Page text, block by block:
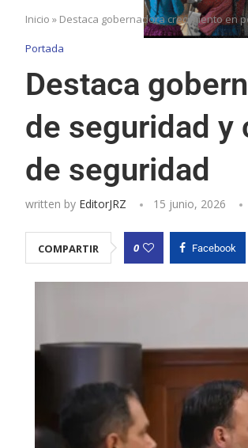
Inicio » Destaca gobernadora crecimiento en
Portada
Destaca
de seguridad y
de seguridad
written by EditorJRZ 15 junio, 2026
COMPARTIR 0 Facebook